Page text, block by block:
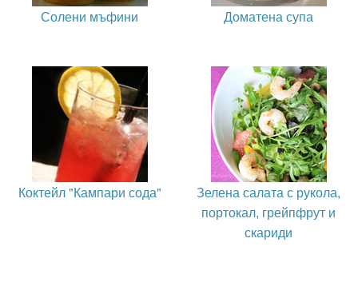
Солени мъфини Доматена супа
Коктейл "Кампари сода"
Зелена салата с рукола,
портокал, грейпфрут и
скариди